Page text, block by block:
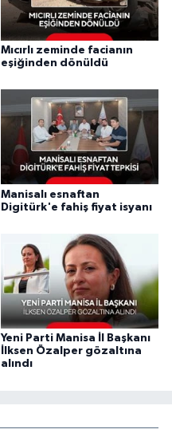
Mıcırlı zeminde facianın
eşiğinden dönüldü
Manisalı esnaftan
Digitürk'e fahiş fiyat isyanı
Yeni Parti Manisa İl Başkanı
İlksen Özalper gözaltına
alındı